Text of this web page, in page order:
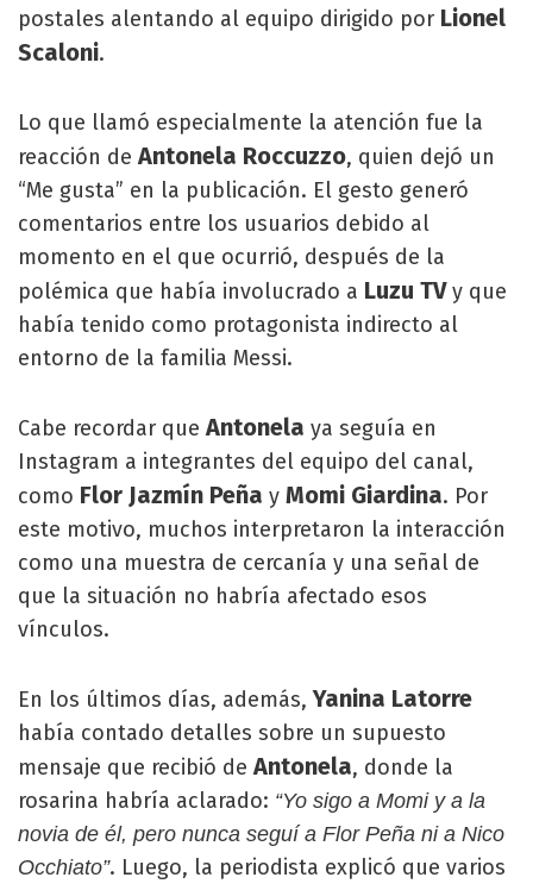
postales alentando al equipo dirigido por Lionel
Scaloni.
Lo que llamó especialmente la atención fue la
reacción deAntonela Roccuzzo, quien dejó un
“Me gusta” en la publicación. El gesto generó
comentarios entre los usuarios debido al
momento en el que ocurrió, después de la
polémica que había involucrado a Luzu TVy que
había tenido como protagonista indirecto al
entorno de la familia Messi.
Cabe recordar queAntonela ya seguía en
Instagram a integrantes del equipo del canal,
como Flor Jazmín Peña y Momi Giardina. Por
este motivo, muchos interpretaron la interacción
como una muestra de cercanía y una señal de
que la situación no habría afectado esos
vínculos.
En los últimos días, además,Yanina Latorre
había contado detalles sobre un supuesto
mensaje que recibió deAntonela, donde la
rosarina habría aclarado: “Yo sigo a Momi y a la
novia de él, pero nunca seguí a Flor Peña ni a Nico
Occhiato”. Luego, la periodista explicó que varios